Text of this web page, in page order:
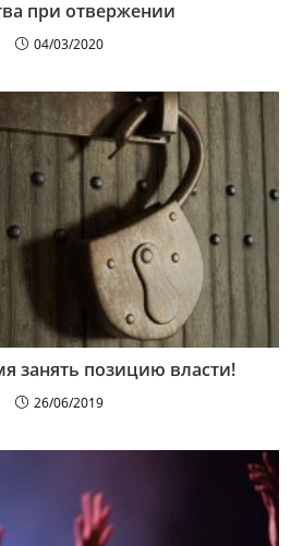
при отвержении
04/03/2020
занять позицию власти!
26/06/2019